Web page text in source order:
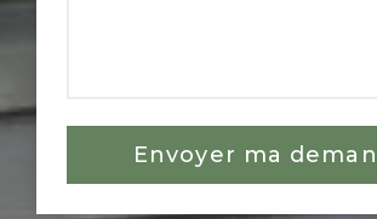
Envoyer ma